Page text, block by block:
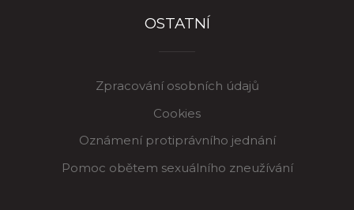
OSTATNÍ
Zpracování osobních údajů
Cookies
Oznámení protiprávního jednání
Pomoc obětem sexuálního zneužívání